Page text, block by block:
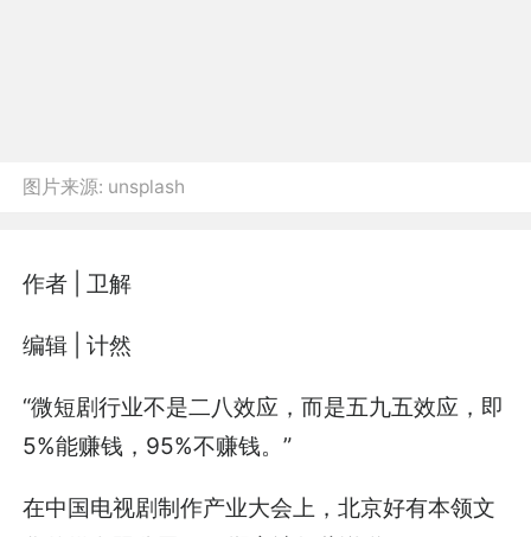
图片来源: unsplash
作者 | 卫解
编辑 | 计然
“微短剧行业不是二八效应，而是五九五效应，即
5%能赚钱，95%不赚钱。”
在中国电视剧制作产业大会上，北京好有本领文